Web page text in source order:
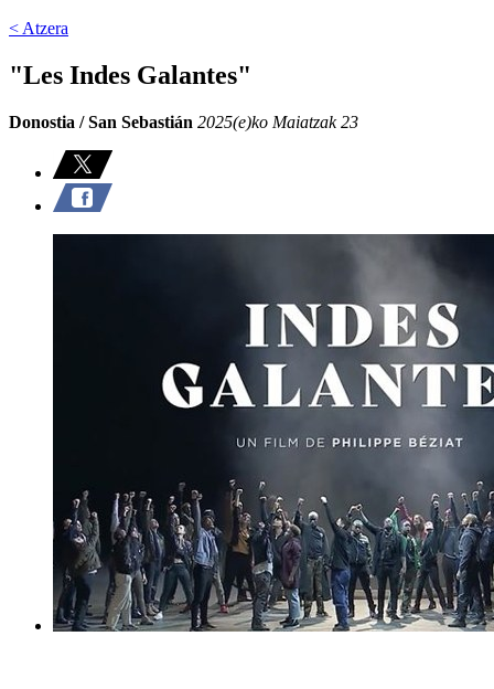
< Atzera
"Les Indes Galantes"
Donostia / San Sebastián 2025(e)ko Maiatzak 23